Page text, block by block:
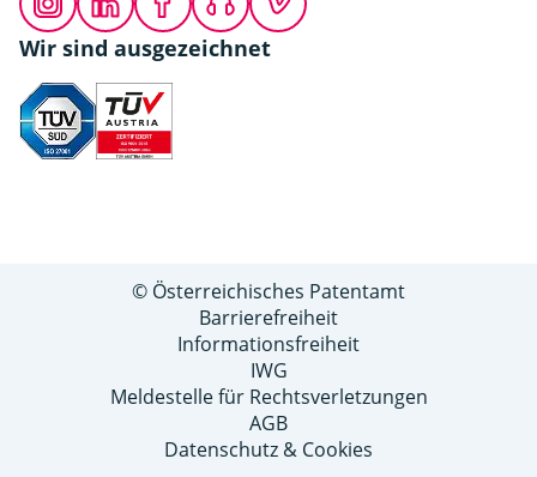
InstagramLinkedInFacebookPodcastVimeo
Wir sind ausgezeichnet
© Österreichisches Patentamt
Barrierefreiheit
Informationsfreiheit
IWG
Meldestelle für Rechtsverletzungen
AGB
Datenschutz & Cookies